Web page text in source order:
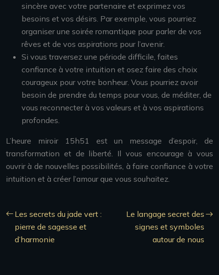
sincère avec votre partenaire et exprimez vos
besoins et vos désirs. Par exemple, vous pourriez
organiser une soirée romantique pour parler de vos
rêves et de vos aspirations pour l’avenir.
Si vous traversez une période difficile, faites
confiance à votre intuition et osez faire des choix
courageux pour votre bonheur. Vous pourriez avoir
besoin de prendre du temps pour vous, de méditer, de
vous reconnecter à vos valeurs et à vos aspirations
profondes.
L’heure miroir 15h51 est un message d’espoir, de
transformation et de liberté. Il vous encourage à vous
ouvrir à de nouvelles possibilités, à faire confiance à votre
intuition et à créer l’amour que vous souhaitez.
Les secrets du jade vert :
pierre de sagesse et
d’harmonie
Le langage secret des
signes et symboles
autour de nous